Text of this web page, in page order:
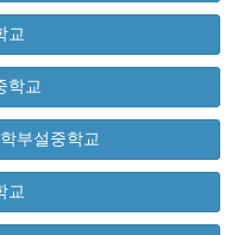
교
학교
부설중학교
교